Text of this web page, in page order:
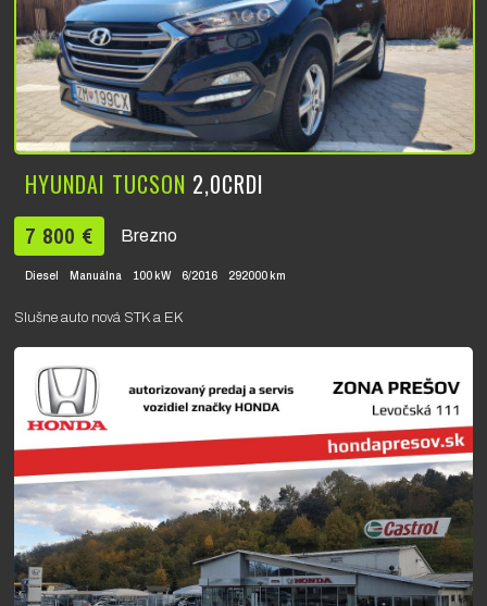
HYUNDAI TUCSON 2,0CRDI
7 800 € Brezno
Diesel Manuálna 100 kW 6/2016 292000 km
Slušne auto nová STK a EK